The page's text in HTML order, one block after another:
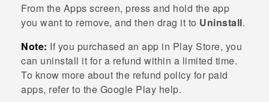
From the Apps screen, press and hold the app
you want to remove, and then drag it to Uninstall.
Note: If you purchased an app in Play Store, you
can uninstall it for a refund within a limited time.
To know more about the refund policy for paid
apps, refer to the Google Play help.